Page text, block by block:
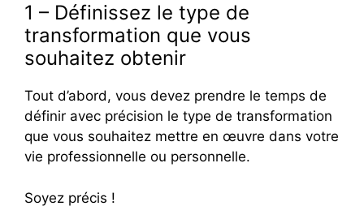
1 – Définissez le type de
transformation que vous
souhaitez obtenir
Tout d’abord, vous devez prendre le temps de
définir avec précision le type de transformation
que vous souhaitez mettre en œuvre dans votre
vie professionnelle ou personnelle.
Soyez précis !